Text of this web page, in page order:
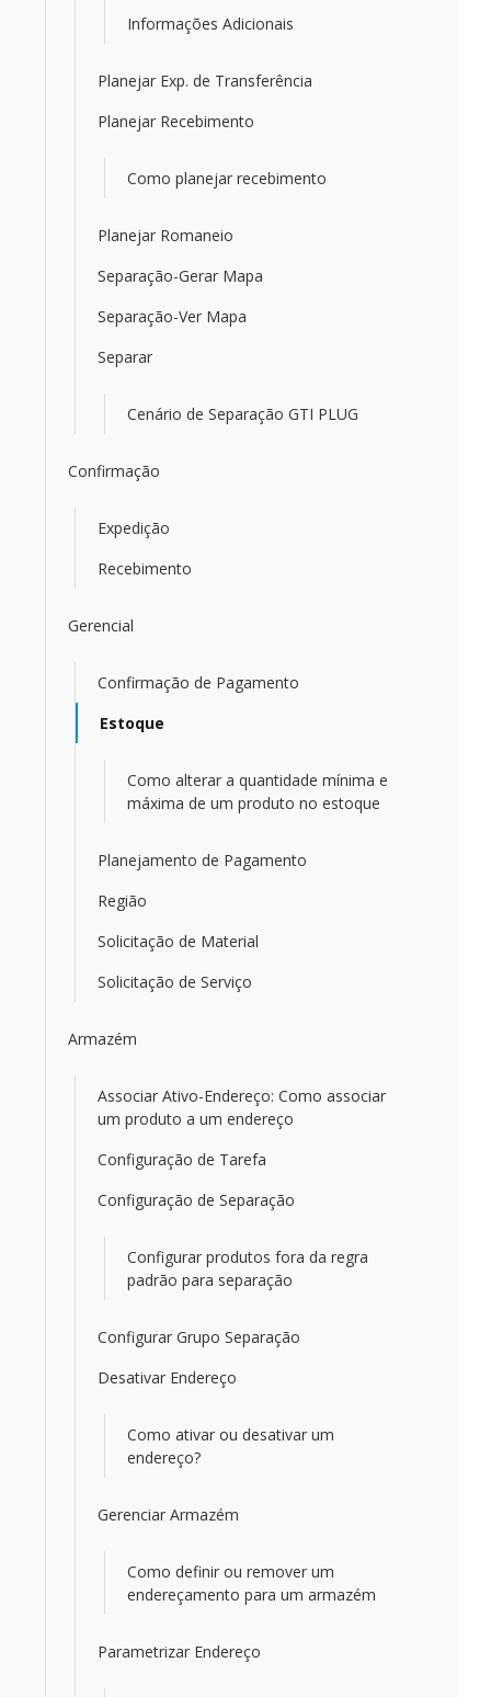
Informações Adicionais
Planejar Exp. de Transferência
Planejar Recebimento
Como planejar recebimento
Planejar Romaneio
Separação-Gerar Mapa
Separação-Ver Mapa
Separar
Cenário de Separação GTI PLUG
Confirmação
Expedição
Recebimento
Gerencial
Confirmação de Pagamento
Estoque
Como alterar a quantidade mínima e
máxima de um produto no estoque
Planejamento de Pagamento
Região
Solicitação de Material
Solicitação de Serviço
Armazém
Associar Ativo-Endereço: Como associar
um produto a um endereço
Configuração de Tarefa
Configuração de Separação
Configurar produtos fora da regra
padrão para separação
Configurar Grupo Separação
Desativar Endereço
Como ativar ou desativar um
endereço?
Gerenciar Armazém
Como definir ou remover um
endereçamento para um armazém
Parametrizar Endereço